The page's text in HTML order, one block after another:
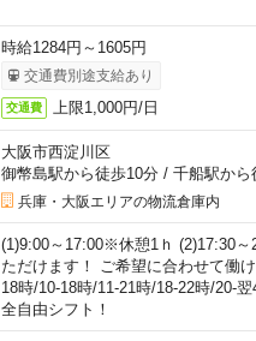
時給1284円～1605円
交通費別途支給あり
交通費 上限1,000円/日
大阪市西淀川区
御幣島駅から徒歩10分/ 千船駅から
兵庫・大阪エリアの物流倉庫内
(1)9:00～17:00※休憩1ｈ (2)17:30
ただけます！ ご希望に合わせて働
18時/10-18時/11-21時/18-22時/20-
全自由シフト！